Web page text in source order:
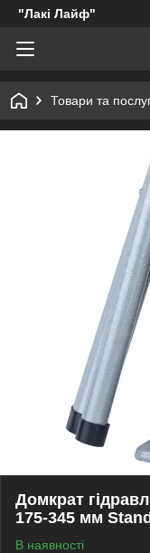
"Лакі Лайф"
Товари та
Домкрат
175-345 мм
В наявності